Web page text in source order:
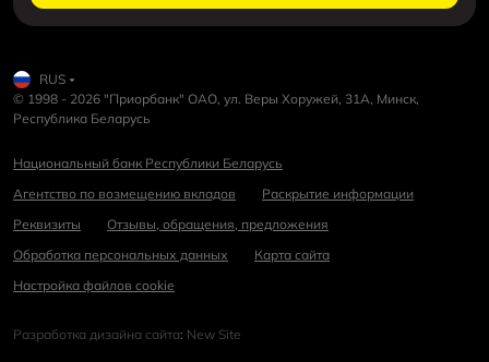
RUS
© 1998 - 2026 "Приорбанк" ОАО, ул. Веры Хоружей, 31А, Минск,
Республика Беларусь
Национальный банк Республики Беларусь
Агентство по возмещению вкладов
Раскрытие информации
Реквизиты
Отзывы, обращения, предложения
Обработка персональных данных
Карта сайта
Настройка файлов cookie
Разработка дизайна сайта: New Site